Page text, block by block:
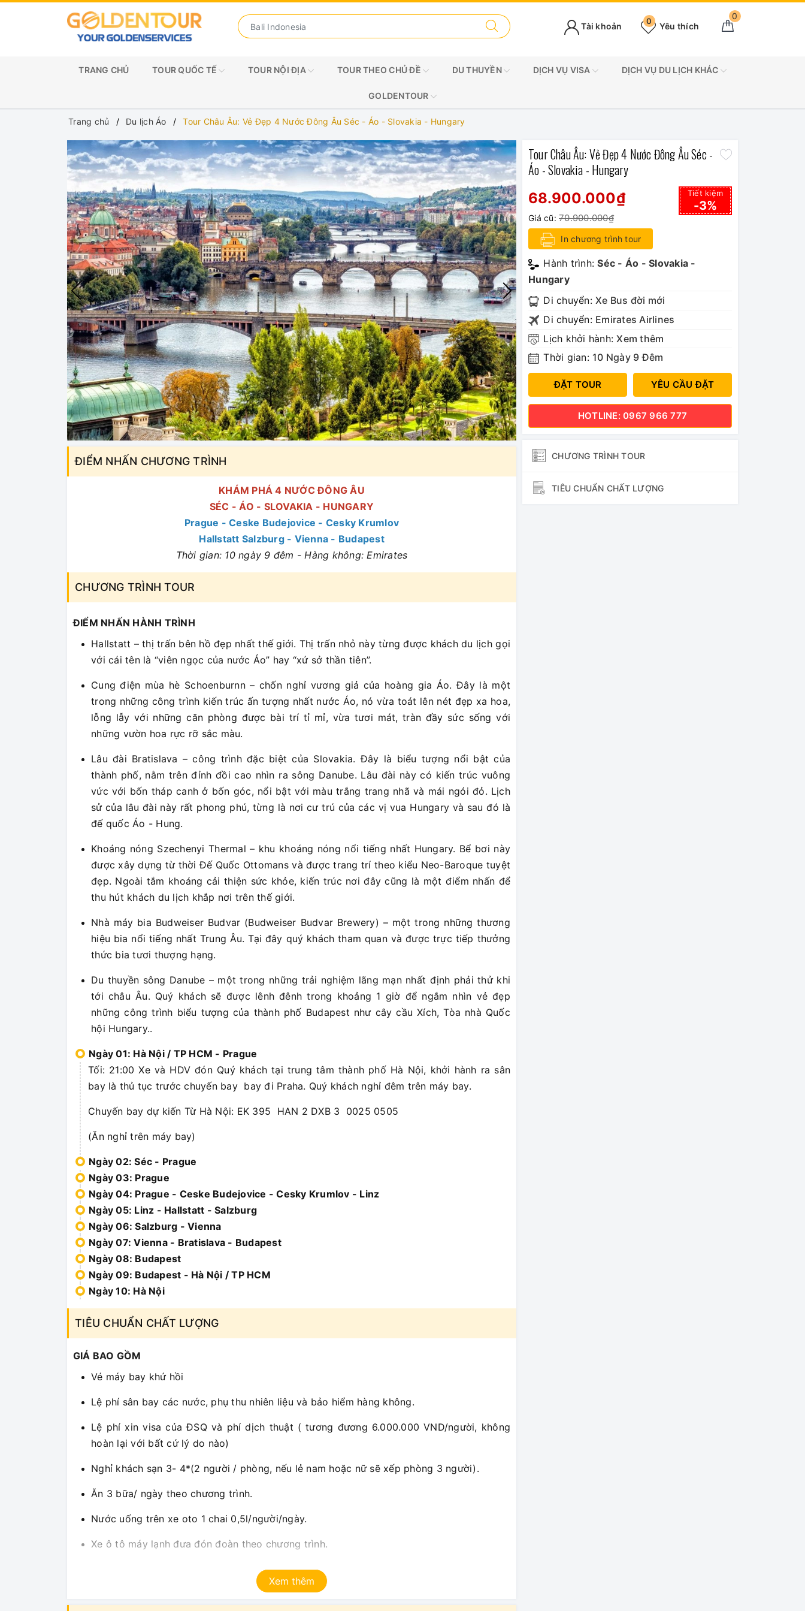
0
Yêu thích
0
Tài khoản
TRANG CHỦ TOUR QUỐC TẾ TOUR NỘI ĐỊA TOUR THEO CHỦ ĐỀ DU THUYỀN DỊCH VỤ VISA DỊCH VỤ DU LỊCH KHÁC
GOLDENTOUR
Trang chủ Du lịch Áo Tour Châu Âu: Vẻ Đẹp 4 Nước Đông Âu Séc - Áo - Slovakia - Hungary
ĐIỂM NHẤN CHƯƠNG TRÌNH
KHÁM PHÁ 4 NƯỚC ĐÔNG ÂU
SÉC - ÁO - SLOVAKIA - HUNGARY
Prague - Ceske Budejovice - Cesky Krumlov
Hallstatt Salzburg - Vienna - Budapest
Thời gian: 10 ngày 9 đêm - Hàng không: Emirates
CHƯƠNG TRÌNH TOUR
ĐIỂM NHẤN HÀNH TRÌNH
Hallstatt – thị trấn bên hồ đẹp nhất thế giới. Thị trấn nhỏ này từng được khách du lịch gọi
với cái tên là “viên ngọc của nước Áo” hay “xứ sở thần tiên”.
Cung điện mùa hè Schoenburnn – chốn nghỉ vương giả của hoàng gia Áo. Đây là một
trong những công trình kiến trúc ấn tượng nhất nước Áo, nó vừa toát lên nét đẹp xa hoa,
lỗng lẫy với những căn phòng được bài trí tỉ mỉ, vừa tươi mát, tràn đầy sức sống với
những vườn hoa rực rỡ sắc màu.
Lâu đài Bratislava – công trình đặc biệt của Slovakia. Đây là biểu tượng nổi bật của
thành phố, nằm trên đỉnh đồi cao nhìn ra sông Danube. Lâu đài này có kiến trúc vuông
vức với bốn tháp canh ở bốn góc, nổi bật với màu trắng trang nhã và mái ngói đỏ. Lịch
sử của lâu đài này rất phong phú, từng là nơi cư trú của các vị vua Hungary và sau đó là
đế quốc Áo - Hung.
Khoáng nóng Szechenyi Thermal – khu khoáng nóng nổi tiếng nhất Hungary. Bể bơi này
được xây dựng từ thời Đế Quốc Ottomans và được trang trí theo kiểu Neo-Baroque tuyệt
đẹp. Ngoài tắm khoáng cải thiện sức khỏe, kiến trúc nơi đây cũng là một điểm nhấn để
thu hút khách du lịch khắp nơi trên thế giới.
Nhà máy bia Budweiser Budvar (Budweiser Budvar Brewery) – một trong những thương
hiệu bia nổi tiếng nhất Trung Âu. Tại đây quý khách tham quan và được trực tiếp thưởng
thức bia tươi thượng hạng.
Du thuyền sông Danube – một trong những trải nghiệm lãng mạn nhất định phải thử khi
tới châu Âu. Quý khách sẽ được lênh đênh trong khoảng 1 giờ để ngắm nhìn vẻ đẹp
những công trình biểu tượng của thành phố Budapest như cây cầu Xích, Tòa nhà Quốc
hội Hungary..
Ngày 01: Hà Nội / TP HCM - Prague
Tối: 21:00 Xe và HDV đón Quý khách tại trung tâm thành phố Hà Nội, khởi hành ra sân
bay là thủ tục trước chuyến bay bay đi Praha. Quý khách nghỉ đêm trên máy bay.
Chuyến bay dự kiến Từ Hà Nội: EK 395 HAN 2 DXB 3 0025 0505
(Ăn nghỉ trên máy bay)
Ngày 02: Séc - Prague
Ngày 03: Prague
Ngày 04: Prague - Ceske Budejovice - Cesky Krumlov - Linz
Ngày 05: Linz - Hallstatt - Salzburg
Ngày 06: Salzburg - Vienna
Ngày 07: Vienna - Bratislava - Budapest
Ngày 08: Budapest
Ngày 09: Budapest - Hà Nội / TP HCM
Ngày 10: Hà Nội
TIÊU CHUẨN CHẤT LƯỢNG
GIÁ BAO GỒM
Vé máy bay khứ hồi
Lệ phí sân bay các nước, phụ thu nhiên liệu và bảo hiểm hàng không.
Lệ phí xin visa của ĐSQ và phí dịch thuật ( tương đương 6.000.000 VND/người, không
hoàn lại với bất cứ lý do nào)
Nghỉ khách sạn 3- 4*(2 người / phòng, nếu lẻ nam hoặc nữ sẽ xếp phòng 3 người).
Ăn 3 bữa/ ngày theo chương trình.
Nước uống trên xe oto 1 chai 0,5l/người/ngày.
Xe ô tô máy lạnh đưa đón đoàn theo chương trình.
Lệ phí thăm quan thắng cảnh, vui chơi giải trí theo chương trình (Thưởng thức bia tươi ;
Xem thêm
Tour Châu Âu: Vẻ Đẹp 4 Nước Đông Âu Séc -
Áo - Slovakia - Hungary
68.900.000₫
Giá cũ: 70.900.000₫
Tiết kiệm
-3%
In chương trình tour
Hành trình: Séc - Áo - Slovakia -
Hungary
Di chuyển: Xe Bus đời mới
Di chuyển: Emirates Airlines
Lịch khởi hành:Xem thêm
Thời gian: 10 Ngày 9 Đêm
ĐẶT TOUR YÊU CẦU ĐẶT
HOTLINE: 0967 966 777
CHƯƠNG TRÌNH TOUR
TIÊU CHUẨN CHẤT LƯỢNG